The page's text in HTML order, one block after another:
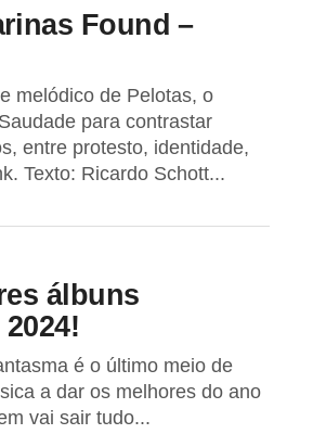
Found –
melódico de Pelotas, o
para contrastar
entre protesto, identidade,
Texto: Ricardo Schott...
álbuns
é o último meio de
a dar os melhores do ano
vai sair tudo...